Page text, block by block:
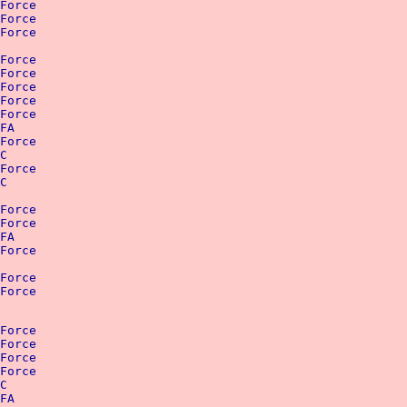
:  85   kg	FFForce
:  82,5 kg	FFForce
:  80   kg	FFForce
Faudin		:  95   kg	FFForce
Liège	:  75   kg	FFForce
Nitharum   	:  75   kg	FFForce
:  72,5 kg	FSFA
:  70   kg	FFForce
: 122,5 kg 	FFForce
Dalia		: 110   kg 	FFForce
FFForce
: 150   kg 	FFForce
Auclair   	:  90   kg	FFForce
: 125,5 kg	FFForce
: 115   kg	FFForce
: 110   kg	FFForce
: 107,5 kg	FFForce
WPC
: 100   kg	FSFA